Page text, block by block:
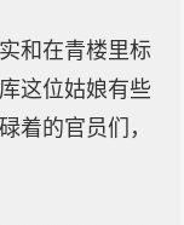
和在青楼里标
这位姑娘有些
着的官员们，